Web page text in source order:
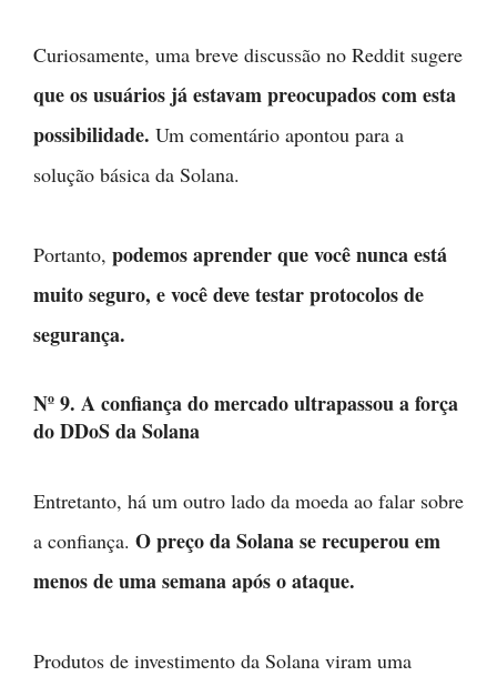
Curiosamente, uma breve discussão no Reddit sugere
que os usuários já estavam preocupados com esta
possibilidade. Um comentário apontou para a
solução básica da Solana.
Portanto, podemos aprender que você nunca está
muito seguro, e você deve testar protocolos de
segurança.
Nº 9. A confiança do mercado ultrapassou a força
do DDoS da Solana
Entretanto, há um outro lado da moeda ao falar sobre
a confiança. O preço da Solana se recuperou em
menos de uma semana após o ataque.
Produtos de investimento da Solana viram uma